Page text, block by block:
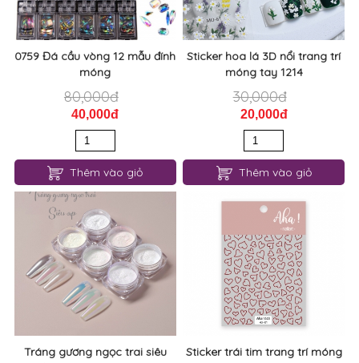
80,000đ
40,000đ
30,000đ
20,000đ
Tráng gương ngọc trai siêu
đẹp trang trí nail 1213
50,000đ
40,000đ
Sticker trái tim trang trí móng
tay nail Aha 1203
10,000